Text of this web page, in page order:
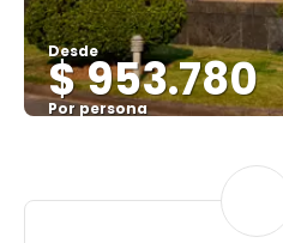
Desde
$ 953.780
Por persona